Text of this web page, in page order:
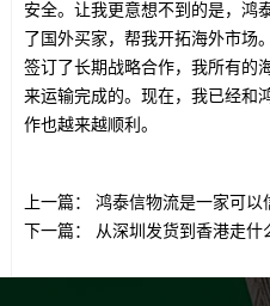
安全。让我更意想不到的是，鸿
了国外买家，帮我开拓海外市场
签订了长期战略合作，我所有的
来运输完成的。现在，我已经和
作也越来越顺利。
上一篇：
鸿泰信物流是一家可以
下一篇：
从深圳发货到香港走什